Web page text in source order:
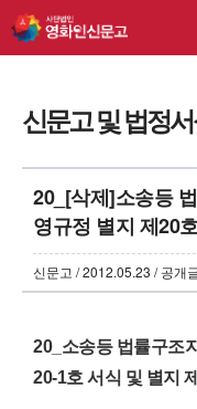
신문고 및 법정
20_[삭제]소송등
영규정 별지 제20
신문고 / 2012.05.23 / 공개
20_소송등 법률구조
20-1호 서식 및 별지